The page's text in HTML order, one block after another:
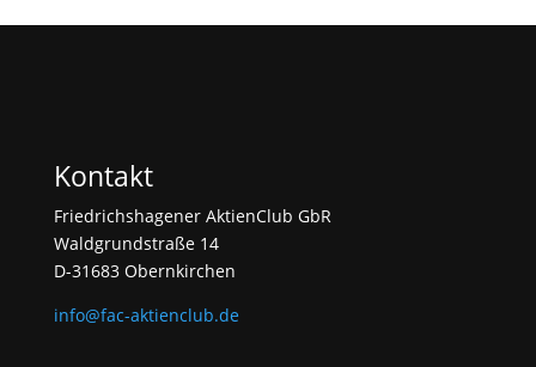
Kontakt
Friedrichshagener AktienClub GbR
Waldgrundstraße 14
D-31683 Obernkirchen
info@fac-aktienclub.de